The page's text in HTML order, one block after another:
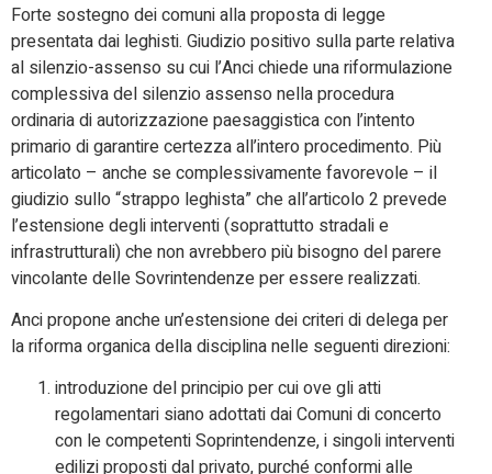
Forte sostegno dei comuni alla proposta di legge
presentata dai leghisti. Giudizio positivo sulla parte relativa
al silenzio-assenso su cui l’Anci chiede una riformulazione
complessiva del silenzio assenso nella procedura
ordinaria di autorizzazione paesaggistica con l’intento
primario di garantire certezza all’intero procedimento. Più
articolato – anche se complessivamente favorevole – il
giudizio sullo “strappo leghista” che all’articolo 2 prevede
l’estensione degli interventi (soprattutto stradali e
infrastrutturali) che non avrebbero più bisogno del parere
vincolante delle Sovrintendenze per essere realizzati.
Anci propone anche un’estensione dei criteri di delega per
la riforma organica della disciplina nelle seguenti direzioni:
introduzione del principio per cui ove gli atti
regolamentari siano adottati dai Comuni di concerto
con le competenti Soprintendenze, i singoli interventi
edilizi proposti dal privato, purché conformi alle